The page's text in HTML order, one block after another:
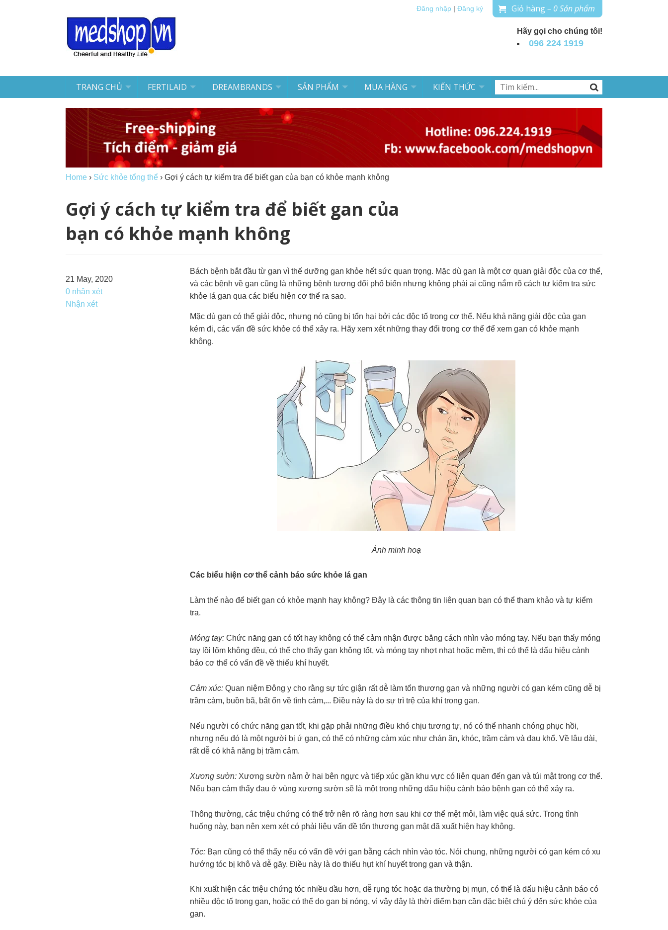
Đăng nhập Đăng ký Giỏ hàng– 0 Sản phẩm
Hãy gọi cho chúng tôi!
096 224 1919
TRANG CHỦ FERTILAID DREAMBRANDS SẢN PHẨM MUA HÀNG KIẾN THỨC
Home › Sức khỏe tổng thể › Gợi ý cách tự kiểm tra để biết gan của bạn có khỏe mạnh không
Gợi ý cách tự kiểm tra để biết gan của
bạn có khỏe mạnh không
21 May, 2020
0 nhận xét
Nhận xét
Bách bệnh bắt đầu từ gan vì thế dưỡng gan khỏe hết sức quan trọng. Mặc dù gan là một cơ quan giải độc của cơ thể,
và các bệnh về gan cũng là những bệnh tương đối phổ biến nhưng không phải ai cũng nắm rõ cách tự kiểm tra sức
khỏe lá gan qua các biểu hiện cơ thể ra sao.
Mặc dù gan có thể giải độc, nhưng nó cũng bị tổn hại bởi các độc tố trong cơ thể. Nếu khả năng giải độc của gan
kém đi, các vấn đề sức khỏe có thể xảy ra. Hãy xem xét những thay đổi trong cơ thể để xem gan có khỏe mạnh
không.
Ảnh minh hoạ
Các biểu hiện cơ thể cảnh báo sức khỏe lá gan
Làm thế nào để biết gan có khỏe mạnh hay không? Đây là các thông tin liên quan bạn có thể tham khảo và tự kiểm
tra.
Móng tay: Chức năng gan có tốt hay không có thể cảm nhận được bằng cách nhìn vào móng tay. Nếu bạn thấy móng
tay lồi lõm không đều, có thể cho thấy gan không tốt, và móng tay nhợt nhạt hoặc mềm, thì có thể là dấu hiệu cảnh
báo cơ thể có vấn đề về thiếu khí huyết.
Cảm xúc: Quan niệm Đông y cho rằng sự tức giận rất dễ làm tổn thương gan và những người có gan kém cũng dễ bị
trầm cảm, buồn bã, bất ổn về tình cảm,... Điều này là do sự trì trệ của khí trong gan.
Nếu người có chức năng gan tốt, khi gặp phải những điều khó chịu tương tự, nó có thể nhanh chóng phục hồi,
nhưng nếu đó là một người bị ứ gan, có thể có những cảm xúc như chán ăn, khóc, trầm cảm và đau khổ. Về lâu dài,
rất dễ có khả năng bị trầm cảm.
Xương sườn: Xương sườn nằm ở hai bên ngực và tiếp xúc gần khu vực có liên quan đến gan và túi mật trong cơ thể.
Nếu bạn cảm thấy đau ở vùng xương sườn sẽ là một trong những dấu hiệu cảnh báo bệnh gan có thể xảy ra.
Thông thường, các triệu chứng có thể trở nên rõ ràng hơn sau khi cơ thể mệt mỏi, làm việc quá sức. Trong tình
huống này, bạn nên xem xét có phải liệu vấn đề tổn thương gan mật đã xuất hiện hay không.
Tóc: Bạn cũng có thể thấy nếu có vấn đề với gan bằng cách nhìn vào tóc. Nói chung, những người có gan kém có xu
hướng tóc bị khô và dễ gãy. Điều này là do thiếu hụt khí huyết trong gan và thận.
Khi xuất hiện các triệu chứng tóc nhiều dầu hơn, dễ rụng tóc hoặc da thường bị mụn, có thể là dấu hiệu cảnh báo có
nhiều độc tố trong gan, hoặc có thể do gan bị nóng, vì vậy đây là thời điểm bạn cần đặc biệt chú ý đến sức khỏe của
gan.